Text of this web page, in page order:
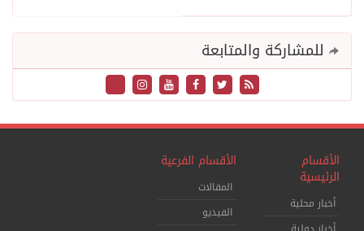
للمشاركة والمتابعة
الأقسام
الرئيسية
أخبار محلية
الأقسام الفرعية
المقالات
الفيديو